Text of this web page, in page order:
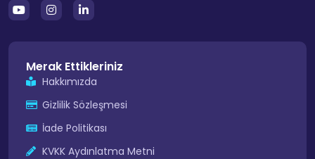
Merak Ettikleriniz
Hakkımızda
Gizlilik Sözleşmesi
İade Politikası
KVKK Aydınlatma Metni